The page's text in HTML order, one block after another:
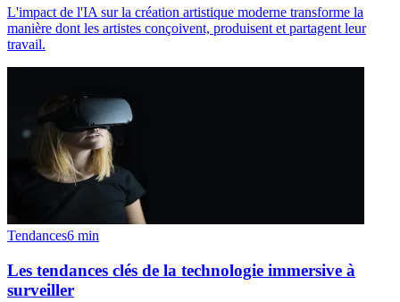
L'impact de l'IA sur la création artistique moderne transforme la
manière dont les artistes conçoivent, produisent et partagent leur
travail.
Tendances6 min
Les tendances clés de la technologie immersive à
surveiller